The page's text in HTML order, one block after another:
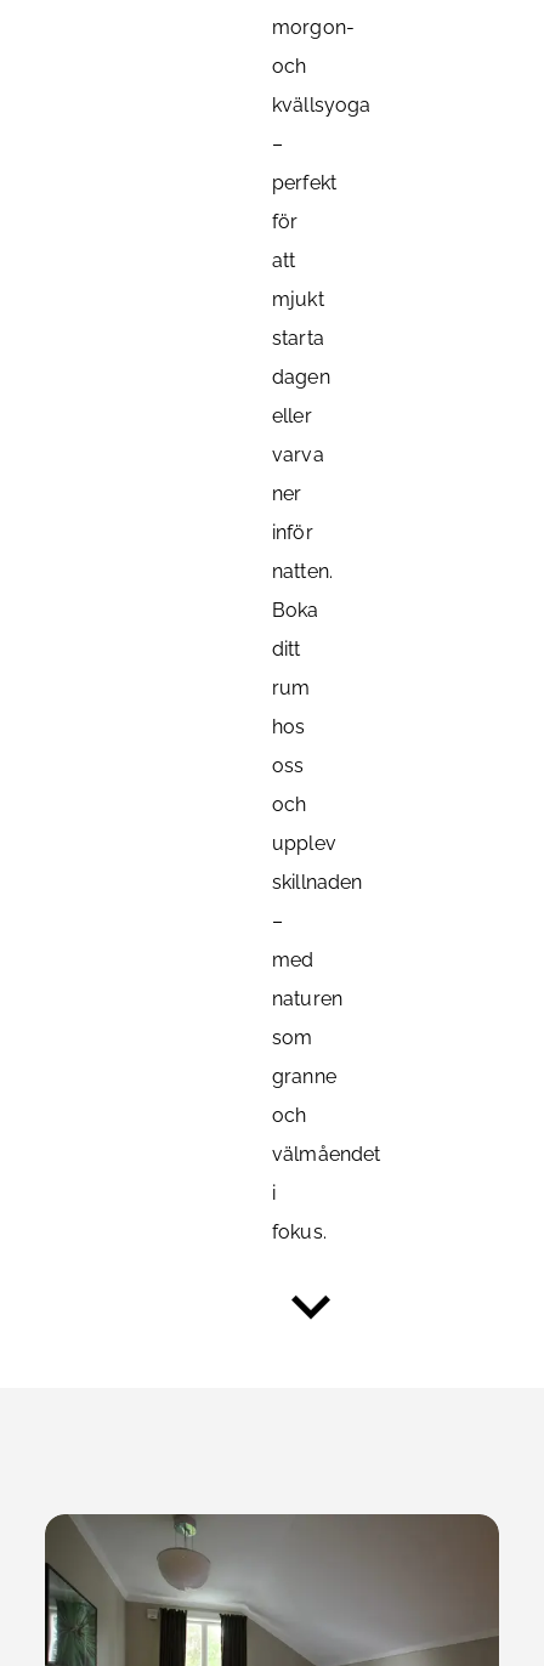
morgon-
och
kvällsyoga
–
perfekt
för
att
mjukt
starta
dagen
eller
varva
ner
inför
natten.
Boka
ditt
rum
hos
oss
och
upplev
skillnaden
–
med
naturen
som
granne
och
välmåendet
i
fokus.